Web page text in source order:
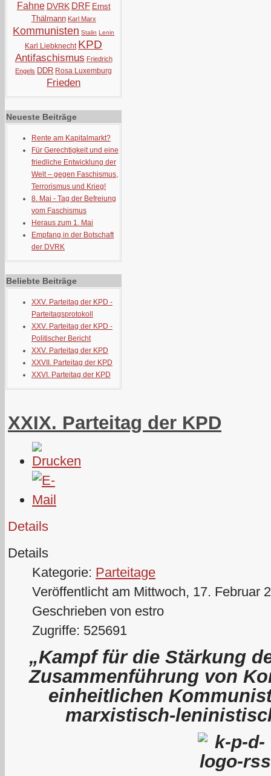
Fahne DVRK DRF Ernst
Thälmann Karl Marx
Kommunisten Stalin Lenin
Karl Liebknecht KPD
Antifaschismus Friedrich
Engels DDR Rosa Luxemburg
Frieden
Neueste Beiträge
Rente am Kapitalmarkt?
Für Gerechtigkeit und eine
friedliche Entwicklung der
Welt – gegen Faschismus,
Terrorismus und Krieg!
8. Mai - Tag der Befreiung
vom Faschismus
Heraus zum 1. Mai
Empfang in der Botschaft
der DVRK
Beliebte Beiträge
XXV. Parteitag der KPD -
Parteitagsprotokoll
XXV. Parteitag der KPD -
Politischer Bericht
XXV. Parteitag der KPD
XXVII. Parteitag der KPD
XXVI. Parteitag der KPD
XXIX. Parteitag der KPD
Details
Details
Kategorie: Parteitage
Veröffentlicht am Mittwoch, 17. Februar
Geschrieben von estro
Zugriffe: 525691
„Kampf für die Stärkung
Zusammenführung von
einheitlichen
marxistisch-